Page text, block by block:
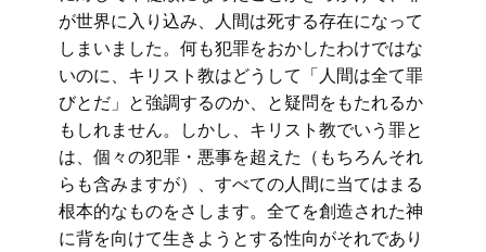
が世界に入り込み、人間は死する存在になって
しまいました。何も犯罪をおかしたわけではな
いのに、キリスト教はどうして「人間は全て罪
びとだ」と強調するのか、と疑問をもたれるか
もしれません。しかし、キリスト教でいう罪と
は、個々の犯罪・悪事を超えた（もちろんそれ
らも含みますが）、すべての人間に当てはまる
根本的なものをさします。全てを創造された神
に背を向けて生きようとする性向がそれであり